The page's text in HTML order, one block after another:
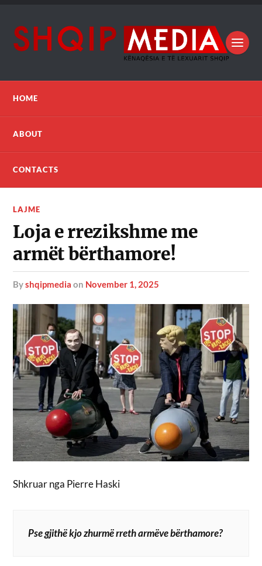
HOME
ABOUT
CONTACTS
LAJME
Loja e rrezikshme me
armët bërthamore!
byshqipmedia on November 1, 2025
Shkruar nga Pierre Haski
Pse gjithë kjo zhurmë rreth armëve bërthamore?